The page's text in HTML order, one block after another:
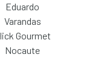
Eduardo
Varandas
Gourmet
Nocaute